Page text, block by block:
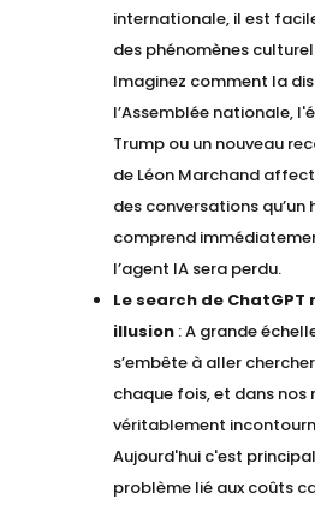
internationale, il est
des phénomènes
Imaginez comment la
l’Assemblée nationale,
Trump ou un nouveau
de Léon Marchand
des conversations qu’un
comprend
l’agent IA sera perdu.
Le search de ChatGPT
illusion : A grande
s’embête à aller
chaque fois, et dans nos
véritablement
Aujourd'hui c'est
problème lié aux coûts